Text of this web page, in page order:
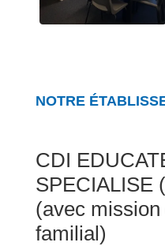
NOTRE
CDI
SPECIALISE
(avec mission
familial)